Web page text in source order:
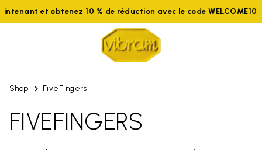
et obtenez 10 % de réduction avec le code WELCOME10
Shop FiveFingers
FIVEFINGERS